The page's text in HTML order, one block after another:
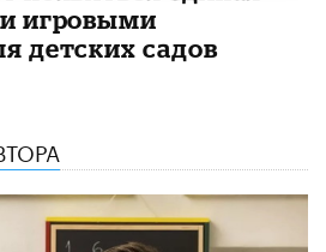
игровыми
детских садов